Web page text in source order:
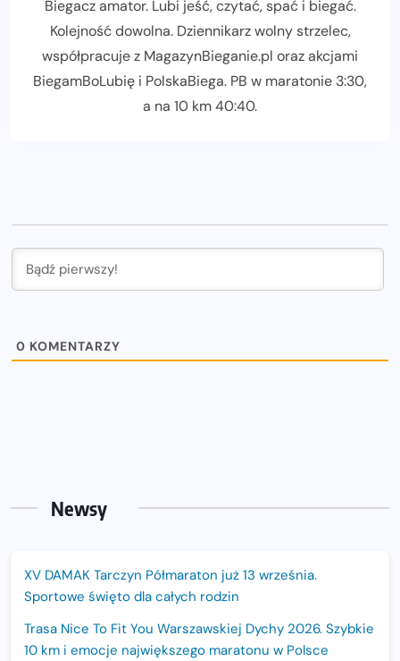
Biegacz amator. Lubi jeść, czytać, spać i biegać.
Kolejność dowolna. Dziennikarz wolny strzelec,
współpracuje z MagazynBieganie.pl oraz akcjami
BiegamBoLubię i PolskaBiega. PB w maratonie 3:30,
a na 10 km 40:40.
0 KOMENTARZY
Newsy
XV DAMAK Tarczyn Półmaraton już 13 września.
Sportowe święto dla całych rodzin
Trasa Nice To Fit You Warszawskiej Dychy 2026. Szybkie
10 km i emocje największego maratonu w Polsce